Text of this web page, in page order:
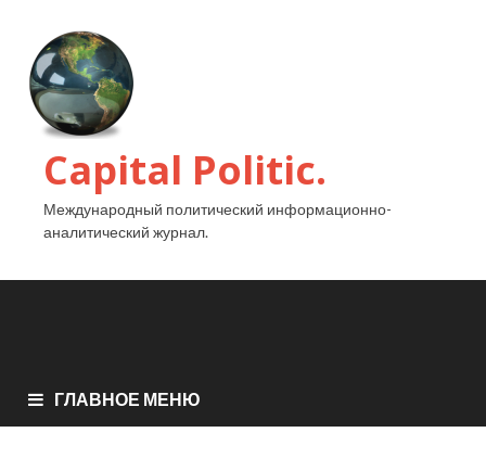
Capital Politic.
Международный политический информационно-
аналитический журнал.
ГЛАВНОЕ МЕНЮ